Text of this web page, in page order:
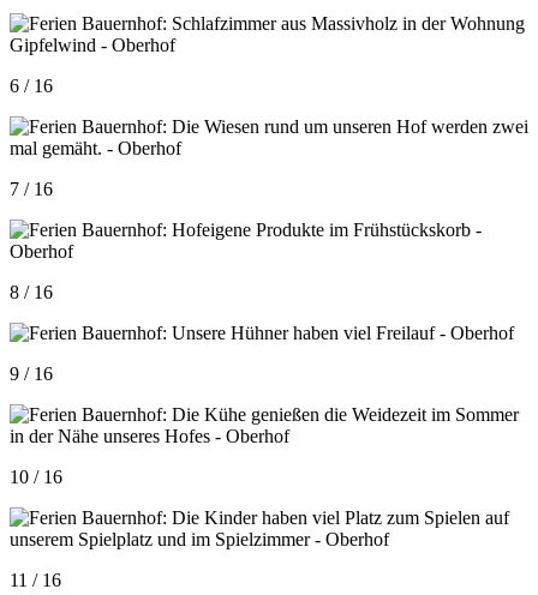
6 / 16
7 / 16
8 / 16
9 / 16
10 / 16
11 / 16